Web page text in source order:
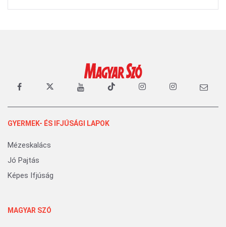
GYERMEK- ÉS IFJÚSÁGI LAPOK
Mézeskalács
Jó Pajtás
Képes Ifjúság
MAGYAR SZÓ